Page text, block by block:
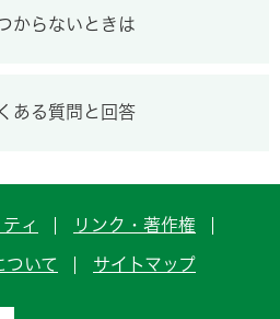
からないときは
ある質問と回答
ィ リンク・著作権
ついて サイトマップ